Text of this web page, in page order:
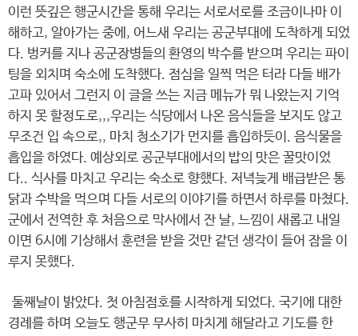
이런 뜻깊은 행군시간을 통해 우리는 서로서로를 조금이나마 이
해하고, 알아가는 중에, 어느새 우리는 공군부대에 도착하게 되었
다. 벙커를 지나 공군장병들의 환영의 박수를 받으며 우리는 파이
팅을 외치며 숙소에 도착했다. 점심을 일찍 먹은 터라 다들 배가
고파 있어서 그런지 이 글을 쓰는 지금 메뉴가 뭐 나왔는지 기억
하지 못 할정도로,,,우리는 식당에서 나온 음식들을 보지도 않고
무조건 입 속으로,, 마치 청소기가 먼지를 흡입하듯이. 음식물을
흡입을 하였다. 예상외로 공군부대에서의 밥의 맛은 꿀맛이었
다.. 식사를 마치고 우리는 숙소로 향했다. 저녁늦게 배급받은 통
닭과 수박을 먹으며 다들 서로의 이야기를 하면서 하루를 마쳤다.
군에서 전역한 후 처음으로 막사에서 잔 날, 느낌이 새롭고 내일
이면 6시에 기상해서 훈련을 받을 것만 같던 생각이 들어 잠을 이
루지 못했다.
둘째날이 밝았다. 첫 아침점호를 시작하게 되었다. 국기에 대한
경례를 하며 오늘도 행군무 무사히 마치게 해달라고 기도를 한